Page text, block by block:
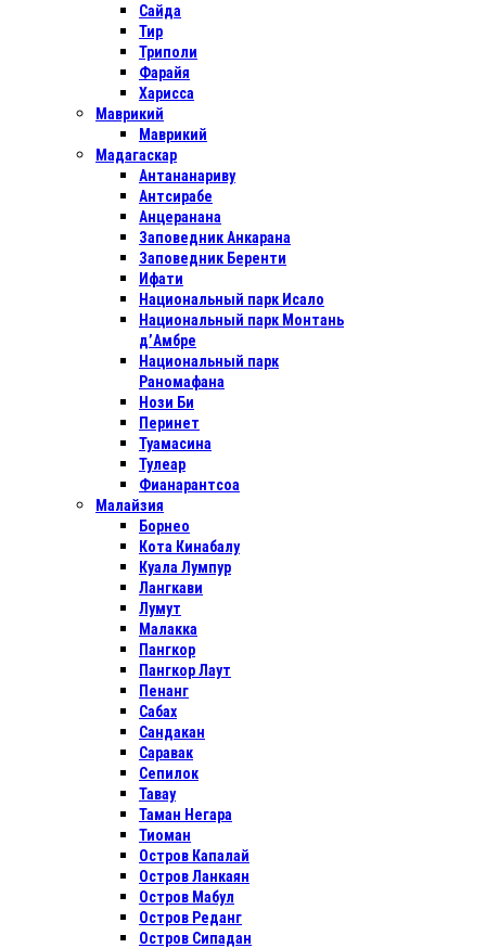
Сайда
Тир
Триполи
Фарайя
Харисса
Маврикий
Маврикий
Мадагаскар
Антананариву
Антсирабе
Анцеранана
Заповедник Анкарана
Заповедник Беренти
Ифати
Национальный парк Исало
Национальный парк Монтань
д’Амбре
Национальный парк
Раномафана
Нози Би
Перинет
Туамасина
Тулеар
Фианарантсоа
Малайзия
Борнео
Кота Кинабалу
Куала Лумпур
Лангкави
Лумут
Малакка
Пангкор
Пангкор Лаут
Пенанг
Сабах
Сандакан
Саравак
Сепилок
Тавау
Таман Негара
Тиоман
Остров Капалай
Остров Ланкаян
Остров Мабул
Остров Реданг
Остров Сипадан